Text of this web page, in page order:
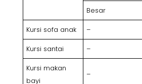
Besar
Kursi sofa anak
–
Kursi santai
–
Kursi makan
bayi
–